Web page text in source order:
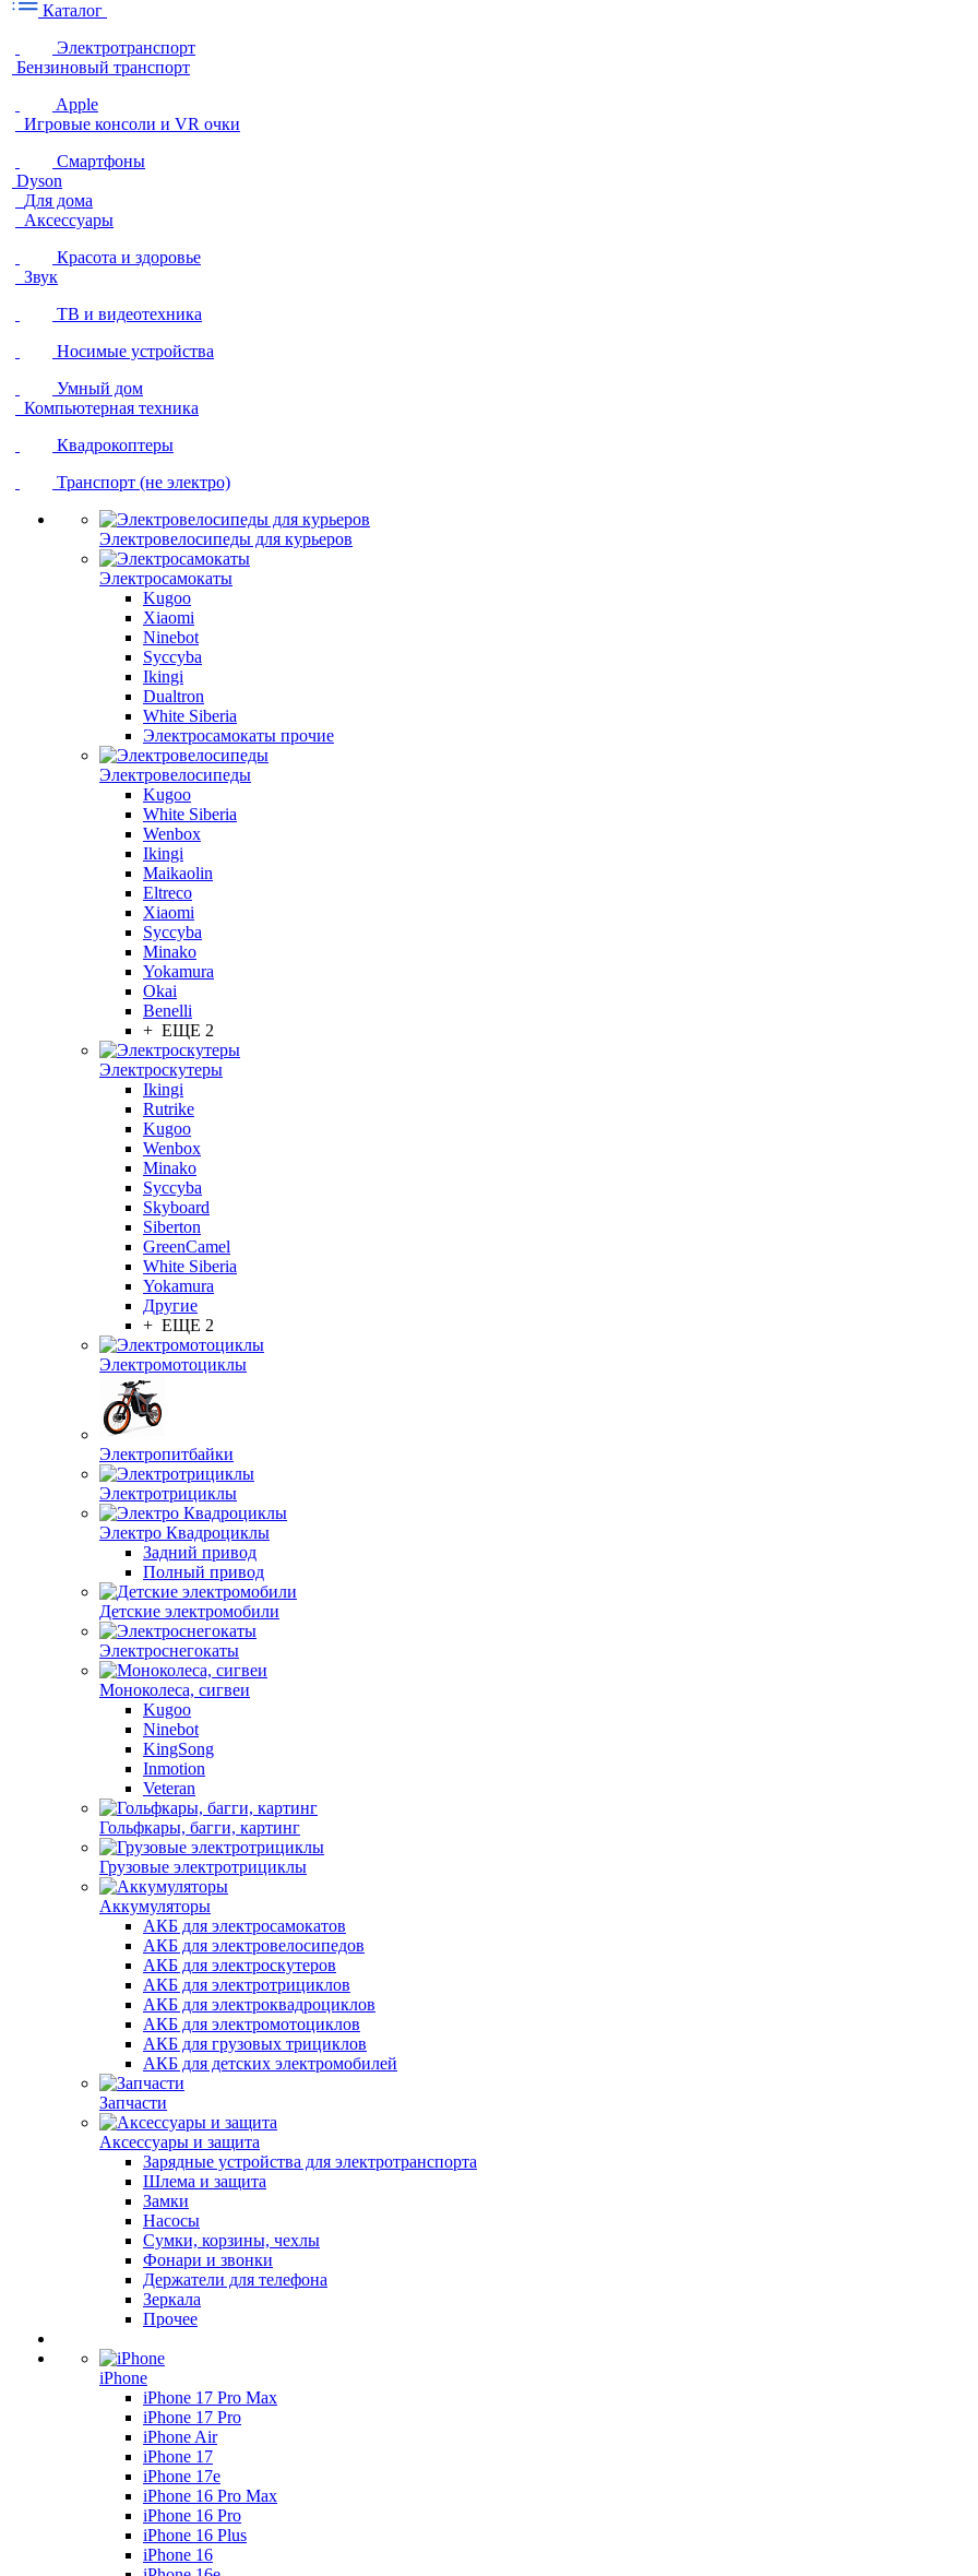
Каталог
Электротранспорт
Бензиновый транспорт
Apple
Игровые консоли и VR очки
Смартфоны
Dyson
Для дома
Аксессуары
Красота и здоровье
Звук
ТВ и видеотехника
Носимые устройства
Умный дом
Компьютерная техника
Квадрокоптеры
Транспорт (не электро)
Электровелосипеды для курьеров
Электросамокаты
Kugoo
Xiaomi
Ninebot
Syccyba
Ikingi
Dualtron
White Siberia
Электросамокаты прочие
Электровелосипеды
Kugoo
White Siberia
Wenbox
Ikingi
Maikaolin
Eltreco
Xiaomi
Syccyba
Minako
Yokamura
Okai
Benelli
+ ЕЩЕ 2
Электроскутеры
Ikingi
Rutrike
Kugoo
Wenbox
Minako
Syccyba
Skyboard
Siberton
GreenCamel
White Siberia
Yokamura
Другие
+ ЕЩЕ 2
Электромотоциклы
Электропитбайки
Электротрициклы
Электро Квадроциклы
Задний привод
Полный привод
Детские электромобили
Электроснегокаты
Моноколеса, сигвеи
Kugoo
Ninebot
KingSong
Inmotion
Veteran
Гольфкары, багги, картинг
Грузовые электротрициклы
Аккумуляторы
АКБ для электросамокатов
АКБ для электровелосипедов
АКБ для электроскутеров
АКБ для электротрициклов
АКБ для электроквадроциклов
АКБ для электромотоциклов
АКБ для грузовых трициклов
АКБ для детских электромобилей
Запчасти
Аксессуары и защита
Зарядные устройства для электротранспорта
Шлема и защита
Замки
Насосы
Сумки, корзины, чехлы
Фонари и звонки
Держатели для телефона
Зеркала
Прочее
iPhone
iPhone 17 Pro Max
iPhone 17 Pro
iPhone Air
iPhone 17
iPhone 17e
iPhone 16 Pro Max
iPhone 16 Pro
iPhone 16 Plus
iPhone 16